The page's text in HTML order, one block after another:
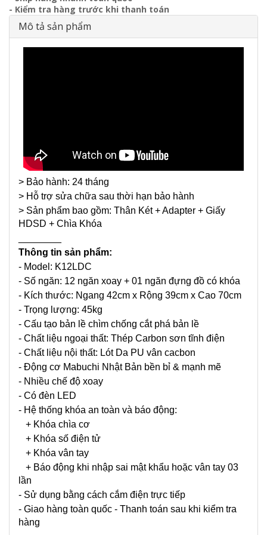
- Kiểm tra hàng trước khi thanh toán
Mô tả sản phẩm
> Bảo hành: 24 tháng
> Hỗ trợ sửa chữa sau thời hạn bảo hành
> Sản phẩm bao gồm: Thân Két + Adapter + Giấy
HDSD + Chìa Khóa
Thông tin sản phẩm:
- Model: K12LDC
- Số ngăn: 12 ngăn xoay + 01 ngăn đựng đồ có khóa
- Kích thước: Ngang 42cm x Rộng 39cm x Cao 70cm
- Trọng lượng: 45kg
- Cấu tạo bản lề chìm chống cắt phá bản lề
- Chất liệu ngoại thất: Thép Carbon sơn tĩnh điện
- Chất liệu nội thất: Lót Da PU vân cacbon
- Động cơ Mabuchi Nhật Bản bền bỉ & mạnh mẽ
- Nhiều chế độ xoay
- Có đèn LED
- Hệ thống khóa an toàn và báo động:
+ Khóa chìa cơ
+ Khóa số điện tử
+ Khóa vân tay
+ Báo động khi nhập sai mật khẩu hoặc vân tay 03
lần
- Sử dụng bằng cách cắm điện trực tiếp
- Giao hàng toàn quốc - Thanh toán sau khi kiểm tra
hàng